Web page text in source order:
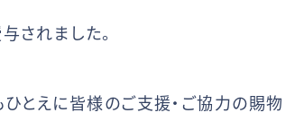
されました。
とえに皆様のご支援・ご協力の賜物